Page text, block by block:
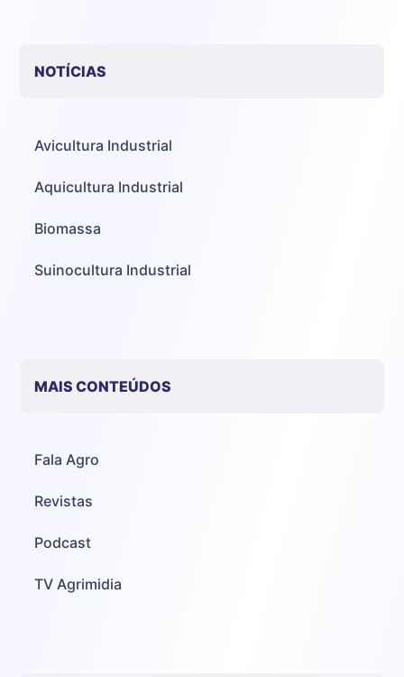
NOTÍCIAS
Avicultura Industrial
Aquicultura Industrial
Biomassa
Suinocultura Industrial
MAIS CONTEÚDOS
Fala Agro
Revistas
Podcast
TV Agrimidia